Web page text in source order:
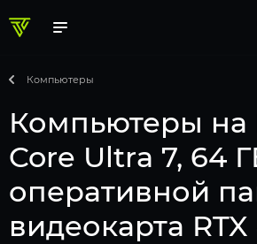
Компьютеры
Компьютеры на
Core Ultra 7, 64
оперативной
видеокарта